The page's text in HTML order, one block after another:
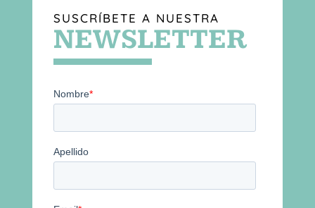
SUSCRÍBETE A NUESTRA
NEWSLETTER